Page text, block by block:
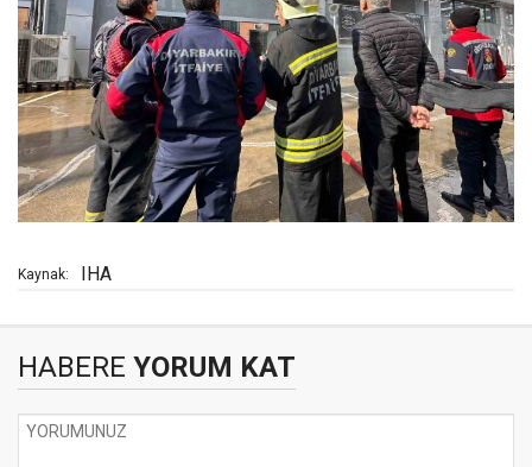
Kaynak: IHA
HABERE YORUM KAT